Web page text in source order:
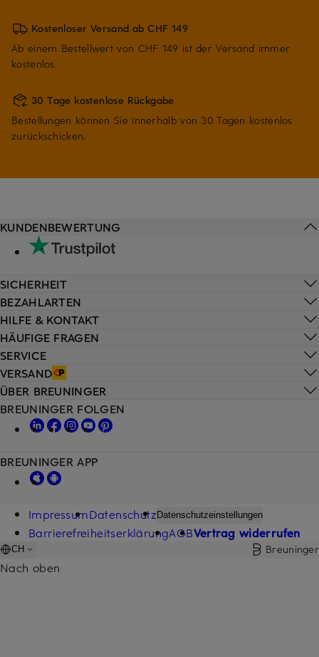
Kostenloser Versand ab CHF 149
Ab einem Bestellwert von CHF 149 ist der Versand immer
kostenlos.
30 Tage kostenlose Rückgabe
Bestellungen können Sie innerhalb von 30 Tagen kostenlos
zurückschicken.
HILFE & KONTAKT
HÄUFIGE FRAGEN
SERVICE
VERSAND
KUNDENBEWERTUNG
SICHERHEIT
BEZAHLARTEN
ÜBER BREUNINGER
BREUNINGER FOLGEN
BREUNINGER APP
ImpressumDatenschutzDatenschutzeinstellungen
BarrierefreiheitserklärungAGBVertrag widerrufen
CH Breuninger
Nach oben